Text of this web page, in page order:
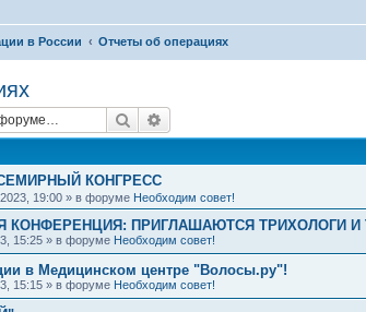
в России Отчеты об операциях
Поиск
КОНГРЕСС
19:00 » в форуме Необходим совет!
КОНФЕРЕНЦИЯ: ПРИГЛАШАЮТСЯ ТРИХОЛОГИ И
15:25 » в форуме Необходим совет!
в Медицинском центре "Волосы.ру"!
15:15 » в форуме Необходим совет!